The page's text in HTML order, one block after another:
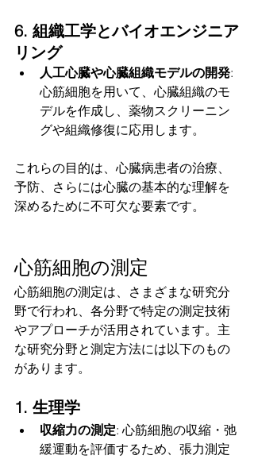
6. 組織工学とバイオエンジニア
リング
人工心臓や心臓組織モデルの開発:
心筋細胞を用いて、心臓組織のモ
デルを作成し、薬物スクリーニン
グや組織修復に応用します。
これらの目的は、心臓病患者の治療、
予防、さらには心臓の基本的な理解を
深めるために不可欠な要素です。
心筋細胞の測定
心筋細胞の測定は、さまざまな研究分
野で行われ、各分野で特定の測定技術
やアプローチが活用されています。主
な研究分野と測定方法には以下のもの
があります。
1. 生理学
収縮力の測定: 心筋細胞の収縮・弛
緩運動を評価するため、張力測定